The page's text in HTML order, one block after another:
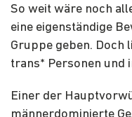
So weit wäre noch
eine eigenständige
Gruppe geben. Doch
trans* Personen und
Einer der